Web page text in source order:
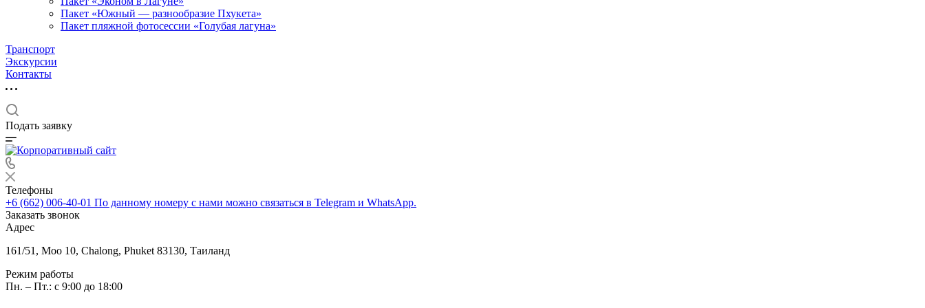
Пакет «Южный — разнообразие Пхукета»
Пакет пляжной фотосессии «Голубая лагуна»
Транспорт
Экскурсии
Контакты
Подать заявку
Телефоны
+6 (662) 006-40-01 По данному номеру с нами можно связаться в Telegram и WhatsApp.
Заказать звонок
Адрес
161/51, Moo 10, Chalong, Phuket 83130, Таиланд
Режим работы
Пн. – Пт.: с 9:00 до 18:00